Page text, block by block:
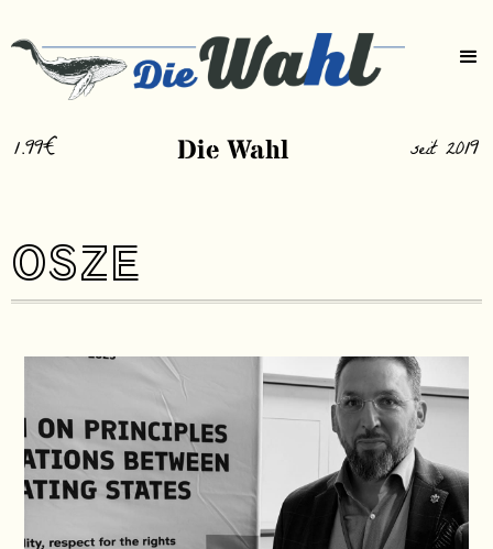
1.99€ Die Wahl seit 2019
OSZE